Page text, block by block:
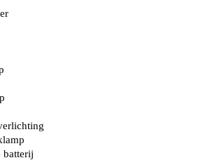
batterij